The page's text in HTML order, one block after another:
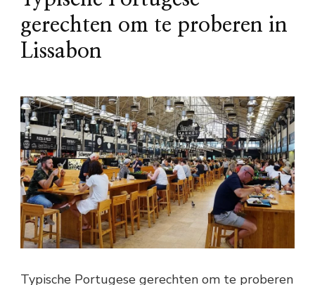
gerechten om te proberen in
Lissabon
Typische Portugese gerechten om te proberen